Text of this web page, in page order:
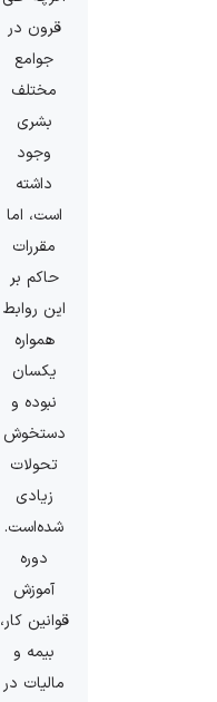
قرون در
جوامع
مختلف
بشری
وجود
داشته
است، اما
مقررات
حاکم بر
این روابط
همواره
یکسان
نبوده و
دستخوش
تحولات
زیادی
شده‌است.
دوره
آموزش
قوانین کار،
بیمه و
مالیات در